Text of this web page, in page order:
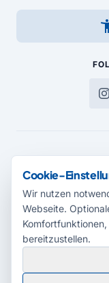
© 2026 Radio
Cookie-
Wir nutzen
Webseite.
bereitzustellen.